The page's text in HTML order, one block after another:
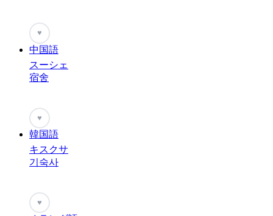
♥
中国語
スーシェ
宿舍
♥
韓国語
キスクサ
기숙사
♥